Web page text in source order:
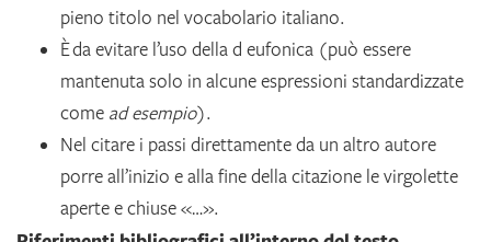
pieno titolo nel vocabolario italiano.
È da evitare l’uso della d eufonica (può essere
mantenuta solo in alcune espressioni standardizzate
come ad esempio).
Nel citare i passi direttamente da un altro autore
porre all’inizio e alla fine della citazione le virgolette
aperte e chiuse «…».